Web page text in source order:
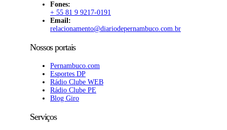
Fones:
+ 55 81 9 9217-0191
Email:
relacionamento@diariodepernambuco.com.br
Nossos portais
Pernambuco.com
Esportes DP
Rádio Clube WEB
Rádio Clube PE
Blog Giro
Serviços